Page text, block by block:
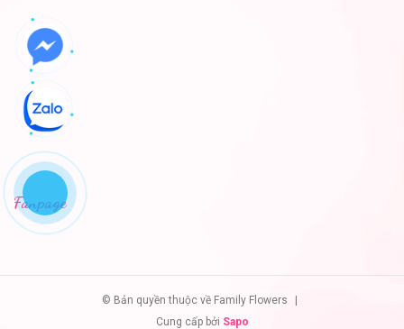
Fanpage
© Bản quyền thuộc về Family Flowers
|
Cung cấp bởi Sapo